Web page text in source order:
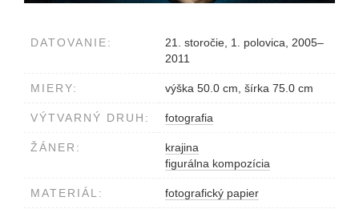
DATOVANIE:
21. storočie, 1. polovica, 2005–
2011
MIERY: výška 50.0 cm, šírka 75.0 cm
VÝTVARNÝ DRUH: fotografia
ŽÁNER:
krajina
figurálna kompozícia
MATERIÁL: fotografický papier